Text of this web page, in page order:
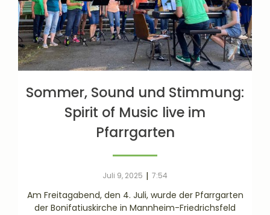
Sommer, Sound und Stimmung:
Spirit of Music live im
Pfarrgarten
Juli 9, 2025 | 7:54
Am Freitagabend, den 4. Juli, wurde der Pfarrgarten
der Bonifatiuskirche in Mannheim-Friedrichsfeld